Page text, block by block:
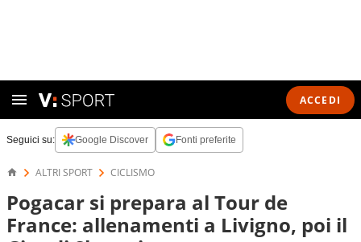
ACCEDI
Seguici su: Google Discover Fonti preferite
ALTRI SPORT CICLISMO
Pogacar si prepara al Tour de
France: allenamenti a Livigno, poi il